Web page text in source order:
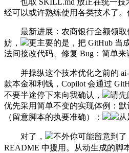
也取 SKILL.md 放正在统一技术
经可以或许熟练使用各类技术了
最新进展：农商银行全额领取储
妨，
更主要的是，把 GitHub 当
法间接改代码、修复 Bug：简单来
并操纵这个技术优化之前的 ai-
款本金和利钱，Copilot 会通过
不要半途停下来向我确认，
请先
优先采用简单不变的实现体例：
（留意脚本的执要准确）：
从
对了，
不外你可能留意到了
README 中援用。从动生成的脚